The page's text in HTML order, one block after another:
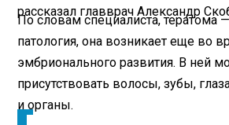
рассказал главврач Александр
По словам специалиста, тератома
патология, она возникает еще во
эмбрионального развития. В ней
присутствовать волосы, зубы,
и органы.